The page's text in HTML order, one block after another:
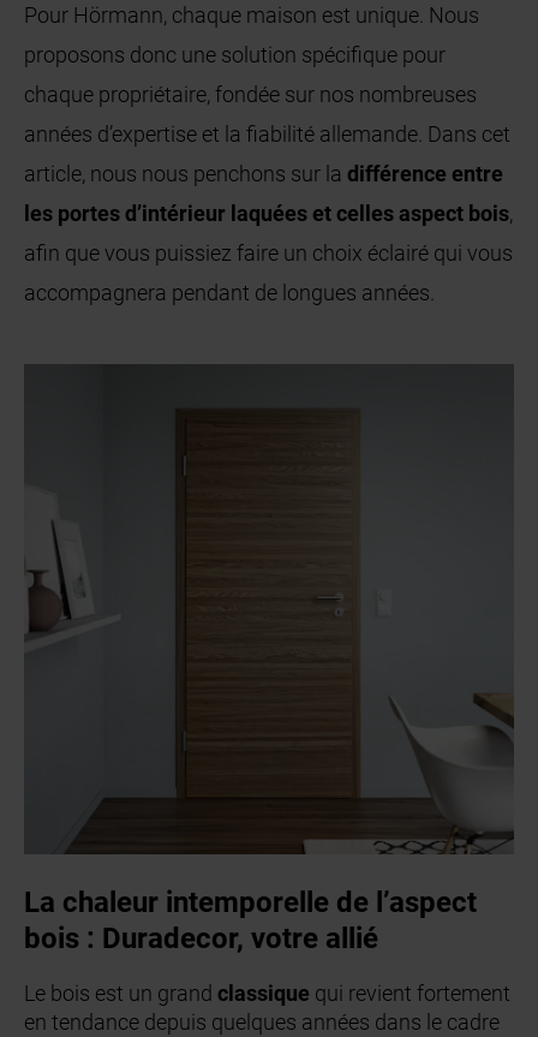
Pour Hörmann, chaque maison est unique. Nous
proposons donc une solution spécifique pour
chaque propriétaire, fondée sur nos nombreuses
années d’expertise et la fiabilité allemande. Dans cet
article, nous nous penchons sur ladifférence entre
les portes d’intérieur laquées et celles aspect bois,
afin que vous puissiez faire un choix éclairé qui vous
accompagnera pendant de longues années.
La chaleur intemporelle de l’aspect
bois : Duradecor, votre allié
Le bois est un grandclassique qui revient fortement
en tendance depuis quelques années dans le cadre